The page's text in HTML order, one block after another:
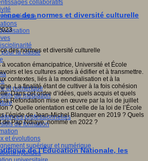
collaboratifs
numérique
pour la classe
et numérique
de médiation
professionnelles
de formation
et évolutions
supérieur et numérique
hybrides
des normes et diversité culturelle
vocation émancipatrice, Université et École
et les cultures aptes à édifier et à transmettre.
contextes, liés à la mondialisation et à la
La finalité étant de cultiver à la fois cohésion
Dans cet ordre d’idées, quels acquis et quels
la Refondation mise en œuvre par la loi de juillet
? Quelle orientation est celle de la loi de l’École
l’égide de Jean-Michel Blanquer en 2019 ? Quels
Pap Ndiaye, nommé en 2022 ?
de l’Éducation Nationale, les